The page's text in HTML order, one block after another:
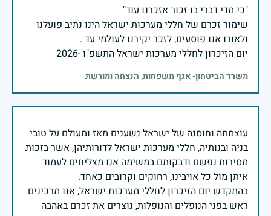
שימור זכרם של חללי מערכות ישראל הינו נתיב פועלנו
יום הזיכרון לחללי מערכות ישראל התשפ"ו -2026
משרד הביטחון- אגף משפחות, הנצחה ומורשת
עוצמתה וחוסנה של ישראל נשענים מאז ומעולם על טובי
בניה ובנותיה, חללי מערכות ישראל לדורותיהן, אשר בזכות
מסירות נפשם ודבקותם במשימה אנו מצליחים לעמוד
בהתקדש יום הזיכרון לחללי מערכות ישראל, אנו מרכינים
ראש בפני הנופלים והנופלות, נוצרים את זכרם באהבה